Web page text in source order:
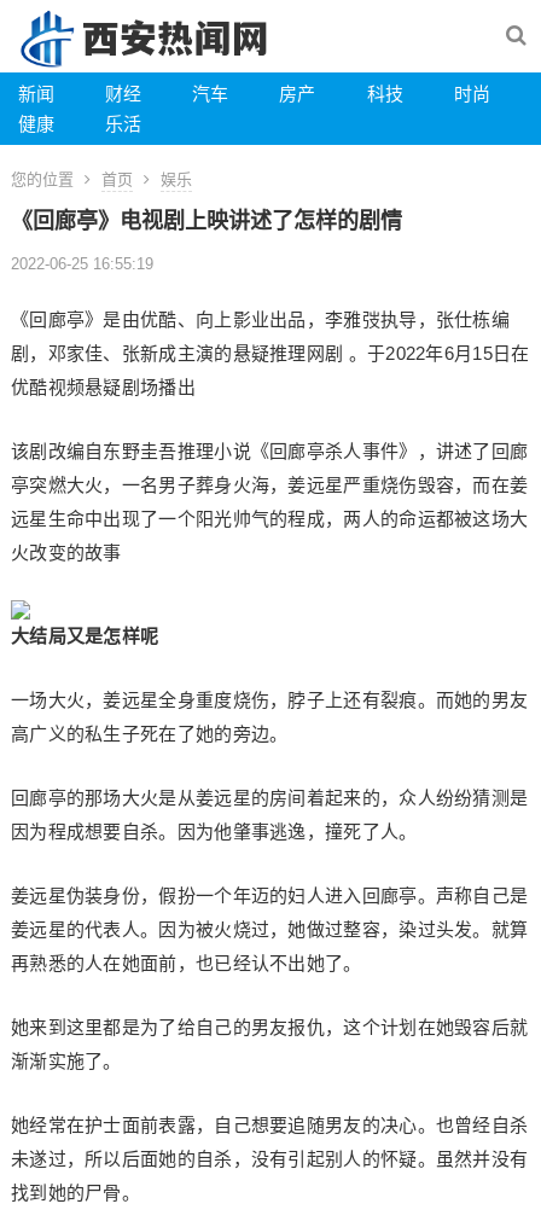
新闻 财经 汽车 房产 科技
时尚
健康
乐活
您的位置 首页 娱乐
《回廊亭》电视剧上映讲述了怎样的剧情
2022-06-25 16:55:19
《回廊亭》是由优酷、向上影业出品，李雅弢执导，张仕栋编
剧，邓家佳、张新成主演的悬疑推理网剧 。于2022年6月15日在
优酷视频悬疑剧场播出
该剧改编自东野圭吾推理小说《回廊亭杀人事件》，讲述了回廊
亭突燃大火，一名男子葬身火海，姜远星严重烧伤毁容，而在姜
远星生命中出现了一个阳光帅气的程成，两人的命运都被这场大
火改变的故事
大结局又是怎样呢
一场大火，姜远星全身重度烧伤，脖子上还有裂痕。而她的男友
高广义的私生子死在了她的旁边。
回廊亭的那场大火是从姜远星的房间着起来的，众人纷纷猜测是
因为程成想要自杀。因为他肇事逃逸，撞死了人。
姜远星伪装身份，假扮一个年迈的妇人进入回廊亭。声称自己是
姜远星的代表人。因为被火烧过，她做过整容，染过头发。就算
再熟悉的人在她面前，也已经认不出她了。
她来到这里都是为了给自己的男友报仇，这个计划在她毁容后就
渐渐实施了。
她经常在护士面前表露，自己想要追随男友的决心。也曾经自杀
未遂过，所以后面她的自杀，没有引起别人的怀疑。虽然并没有
找到她的尸骨。